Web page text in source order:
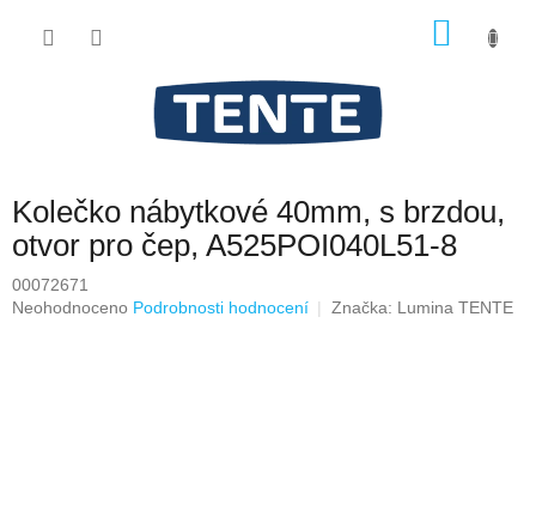
Kolečko nábytkové 40mm, s brzdou,
otvor pro čep, A525POI040L51-8
00072671
Průměrné
Neohodnoceno Podrobnosti hodnocení Značka: Lumina TENTE